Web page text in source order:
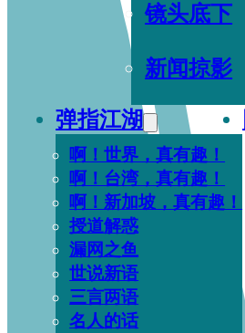
镜头底下
新闻掠影
弹指江湖
啊！世界，真有趣！
啊！台湾，真有趣！
啊！新加坡，真有趣！
授道解惑
漏网之鱼
世说新语
三言两语
名人的话